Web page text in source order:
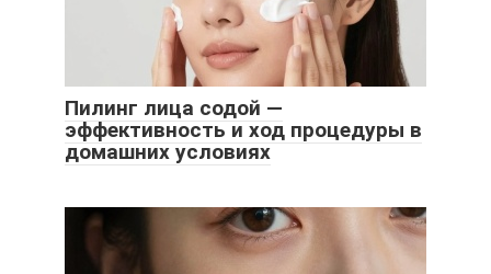
Пилинг лица содой —
эффективность и ход процедуры в
домашних условиях